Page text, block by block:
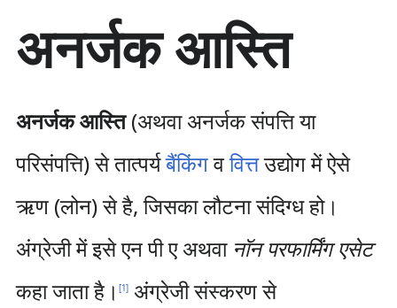
ग्री
एँ
अनर्जक आस्ति
अनर्जक आस्ति(अथवा अनर्जक संपत्ति या
परिसंपत्ति) से तात्पर्यबैंकिंगववित्तउद्योग में ऐसे
ऋण (लोन) से है, जिसका लौटना संदिग्ध हो।
अंग्रेजी में इसे एन पी ए अथवा नॉन परफार्मिंग एसेट
कहा जाता है। [1]अंग्रेजी संस्करण से